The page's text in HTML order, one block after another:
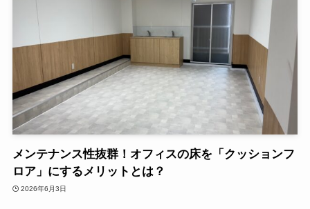
メンテナンス性抜群！オフィスの床を「クッションフ
ロア」にするメリットとは？
2026年6月3日